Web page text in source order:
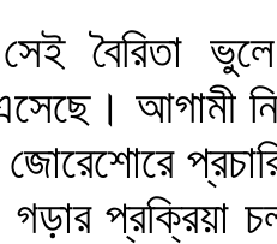
সেই বৈরিতা
আগামী
গড়ার